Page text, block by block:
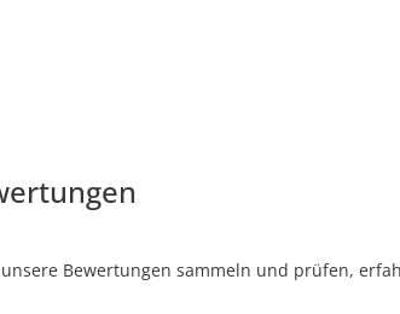
Bewertungen sammeln und prüfen,